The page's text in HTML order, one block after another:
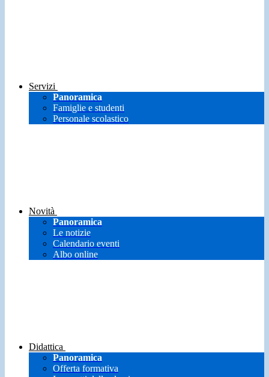
Servizi
Panoramica
Famiglie e studenti
Personale scolastico
Novità
Panoramica
Le notizie
Calendario eventi
Albo online
Didattica
Panoramica
Offerta formativa